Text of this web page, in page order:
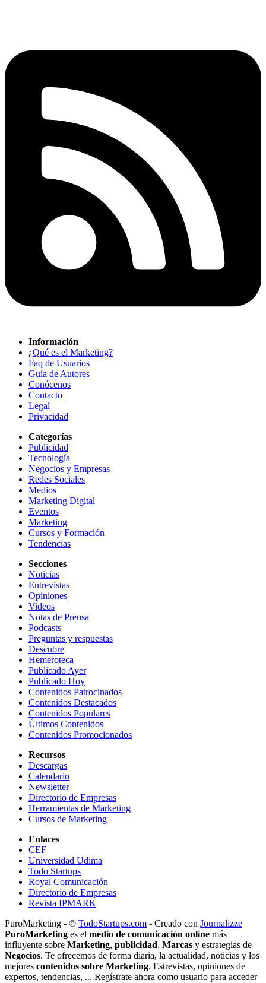
Información
¿Qué es el Marketing?
Faq de Usuarios
Guía de Autores
Conócenos
Contacto
Legal
Privacidad
Categorías
Publicidad
Tecnología
Negocios y Empresas
Redes Sociales
Medios
Marketing Digital
Eventos
Marketing
Cursos y Formación
Tendencias
Secciones
Noticias
Entrevistas
Opiniones
Videos
Notas de Prensa
Podcasts
Preguntas y respuestas
Descubre
Hemeroteca
Publicado Ayer
Publicado Hoy
Contenidos Patrocinados
Contenidos Destacados
Contenidos Populares
Últimos Contenidos
Contenidos Promocionados
Recursos
Descargas
Calendario
Newsletter
Directorio de Empresas
Herramientas de Marketing
Cursos de Marketing
Enlaces
CEF
Universidad Udima
Todo Startups
Royal Comunicación
Directorio de Empresas
Revista IPMARK
PuroMarketing - © TodoStartups.com - Creado con Journalizze
PuroMarketing es el medio de comunicación online más
influyente sobre Marketing, publicidad, Marcas y estrategias de
Negocios. Te ofrecemos de forma diaria, la actualidad, noticias y los
mejores contenidos sobre Marketing. Estrevistas, opiniones de
expertos, tendencias, ... Regístrate ahora como usuario para acceder